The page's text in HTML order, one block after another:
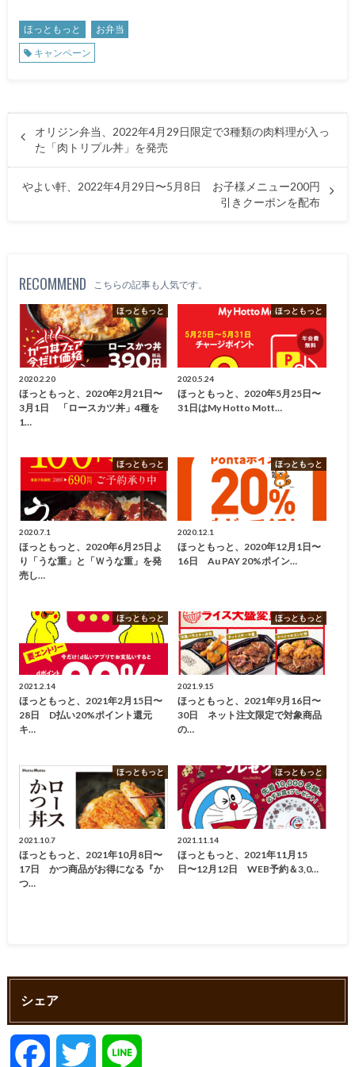
ほっともっと
お弁当
キャンペーン
オリジン弁当、2022年4月29日限定で3種類の肉料理が入っ
た「肉トリプル丼」を発売
やよい軒、2022年4月29日〜5月8日 お子様メニュー200円
引きクーポンを配布
RECOMMEND こちらの記事も人気です。
ほっともっと
2020.2.20
ほっともっと、2020年2月21日〜
3月1日 「ロースカツ丼」4種を
1…
ほっともっと
2020.5.24
ほっともっと、2020年5月25日〜
31日はMy Hotto Mott…
ほっともっと
2020.7.1
ほっともっと、2020年6月25日よ
り「うな重」と「Ｗうな重」を発
売し…
ほっともっと
2020.12.1
ほっともっと、2020年12月1日〜
16日 Au PAY 20%ポイン…
ほっともっと
2021.2.14
ほっともっと、2021年2月15日〜
28日 D払い20%ポイント還元
キ…
ほっともっと
2021.9.15
ほっともっと、2021年9月16日〜
30日 ネット注文限定で対象商品
の…
ほっともっと
2021.10.7
ほっともっと、2021年10月8日〜
17日 かつ商品がお得になる『か
つ…
ほっともっと
2021.11.14
ほっともっと、2021年11月15
日〜12月12日 WEB予約＆3,0…
シェア